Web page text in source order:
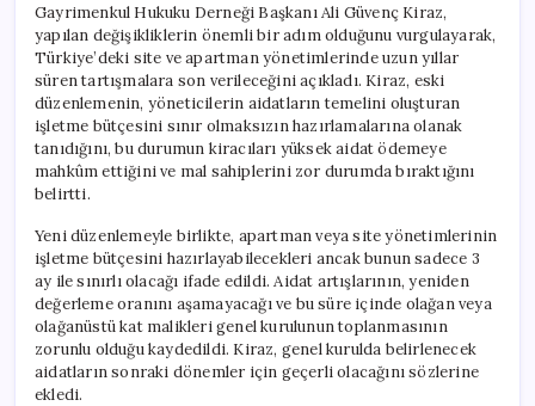
Gayrimenkul Hukuku Derneği Başkanı Ali Güvenç Kiraz,
yapılan değişikliklerin önemli bir adım olduğunu vurgulayarak,
Türkiye’deki site ve apartman yönetimlerinde uzun yıllar
süren tartışmalara son verileceğini açıkladı. Kiraz, eski
düzenlemenin, yöneticilerin aidatların temelini oluşturan
işletme bütçesini sınır olmaksızın hazırlamalarına olanak
tanıdığını, bu durumun kiracıları yüksek aidat ödemeye
mahkûm ettiğini ve mal sahiplerini zor durumda bıraktığını
belirtti.
Yeni düzenlemeyle birlikte, apartman veya site yönetimlerinin
işletme bütçesini hazırlayabilecekleri ancak bunun sadece 3
ay ile sınırlı olacağı ifade edildi. Aidat artışlarının, yeniden
değerleme oranını aşamayacağı ve bu süre içinde olağan veya
olağanüstü kat malikleri genel kurulunun toplanmasının
zorunlu olduğu kaydedildi. Kiraz, genel kurulda belirlenecek
aidatların sonraki dönemler için geçerli olacağını sözlerine
ekledi.